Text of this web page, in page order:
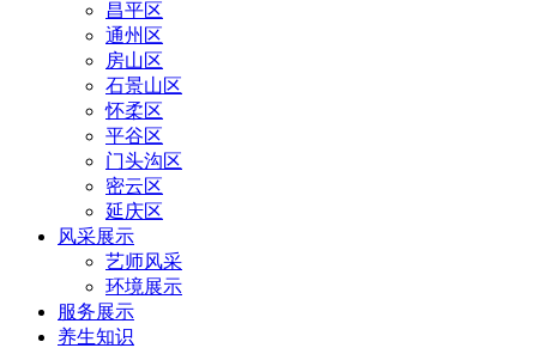
昌平区
通州区
房山区
石景山区
怀柔区
平谷区
门头沟区
密云区
延庆区
风采展示
艺师风采
环境展示
服务展示
养生知识